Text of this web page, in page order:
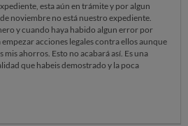
esta aún en trámite y por algun
noviembre no está nuestro expediente.
y cuando haya habido algun error por
acciones legales contra ellos aunque
mis ahorros. Esto no acabará así. Es una
que habeis demostrado y la poca